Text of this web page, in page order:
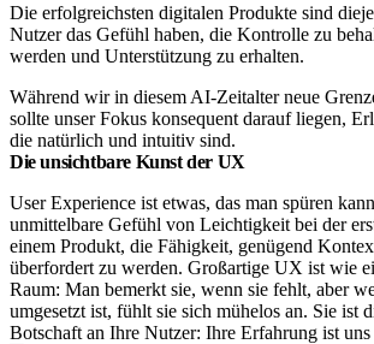
Die erfolgreichsten digitalen Produkte sind
Nutzer das Gefühl haben, die Kontrolle zu
werden und Unterstützung zu erhalten.
Während wir in diesem AI-Zeitalter neue
sollte unser Fokus konsequent darauf liegen,
die natürlich und intuitiv sind.
Die unsichtbare Kunst der UX
User Experience ist etwas, das man spüren
unmittelbare Gefühl von Leichtigkeit bei der
einem Produkt, die Fähigkeit, genügend
überfordert zu werden. Großartige UX ist wie
Raum: Man bemerkt sie, wenn sie fehlt, aber
umgesetzt ist, fühlt sie sich mühelos an. Sie ist
Botschaft an Ihre Nutzer: Ihre Erfahrung ist